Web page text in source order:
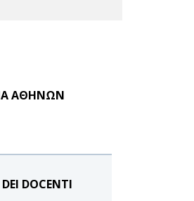
ΑΘΗΝΩΝ
DOCENTI